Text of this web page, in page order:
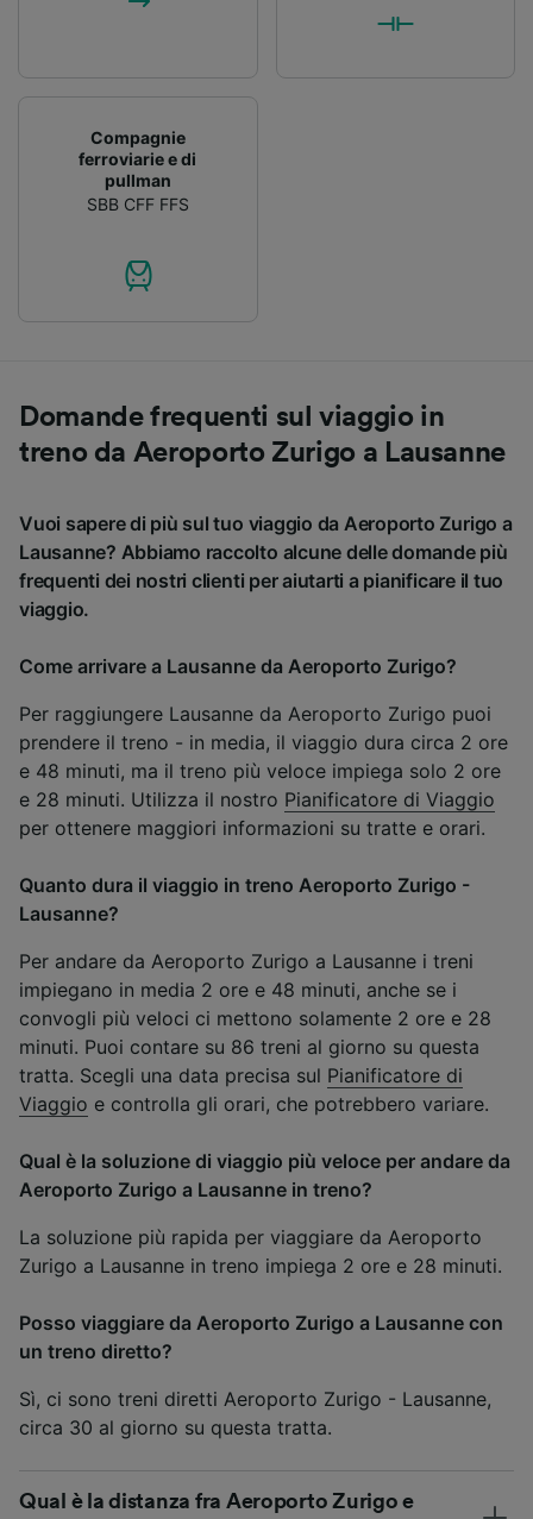
Compagnie
ferroviarie e di
pullman
SBB CFF FFS
Domande frequenti sul viaggio in
treno da Aeroporto Zurigo a Lausanne
Vuoi sapere di più sul tuo viaggio da Aeroporto Zurigo a
Lausanne? Abbiamo raccolto alcune delle domande più
frequenti dei nostri clienti per aiutarti a pianificare il tuo
viaggio.
Come arrivare a Lausanne da Aeroporto Zurigo?
Per raggiungere Lausanne da Aeroporto Zurigo puoi
prendere il treno - in media, il viaggio dura circa 2 ore
e 48 minuti, ma il treno più veloce impiega solo 2 ore
e 28 minuti. Utilizza il nostro Pianificatore di Viaggio
per ottenere maggiori informazioni su tratte e orari.
Quanto dura il viaggio in treno Aeroporto Zurigo -
Lausanne?
Per andare da Aeroporto Zurigo a Lausanne i treni
impiegano in media 2 ore e 48 minuti, anche se i
convogli più veloci ci mettono solamente 2 ore e 28
minuti. Puoi contare su 86 treni al giorno su questa
tratta. Scegli una data precisa sul Pianificatore di
Viaggio e controlla gli orari, che potrebbero variare.
Qual è la soluzione di viaggio più veloce per andare da
Aeroporto Zurigo a Lausanne in treno?
La soluzione più rapida per viaggiare da Aeroporto
Zurigo a Lausanne in treno impiega 2 ore e 28 minuti.
Posso viaggiare da Aeroporto Zurigo a Lausanne con
un treno diretto?
Sì, ci sono treni diretti Aeroporto Zurigo - Lausanne,
circa 30 al giorno su questa tratta.
Qual è la distanza fra Aeroporto Zurigo e